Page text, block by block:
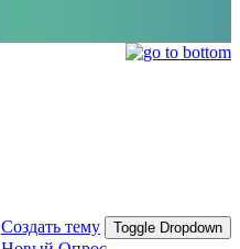
Создать тему Toggle Dropdown